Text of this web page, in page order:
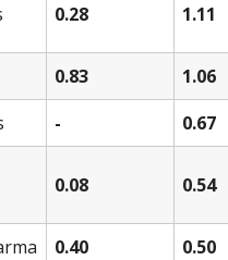
0.28 1.11
0.83
1.06
- 0.67
0.08 0.54
0.40 0.50